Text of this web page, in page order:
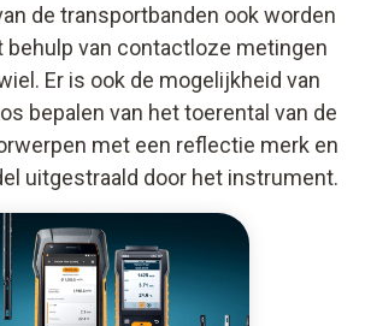
de transportbanden ook worden
behulp van contactloze metingen
Er is ook de mogelijkheid van
bepalen van het toerental van de
met een reflectie merk en
uitgestraald door het instrument.